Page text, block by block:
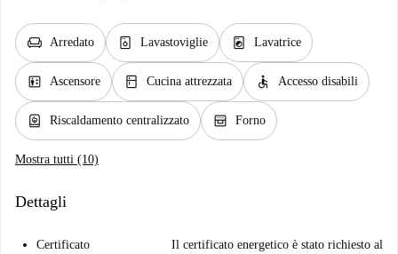
chair Arredato dishwasher_gen Lavastoviglie local_laundry_service Lavatrice
elevator Ascensore kitchen Cucina attrezzata accessible Accesso disabili
water_heater Riscaldamento centralizzato oven_gen Forno
Mostra tutti (10)
Dettagli
Certificato
Il certificato energetico è stato richiesto al